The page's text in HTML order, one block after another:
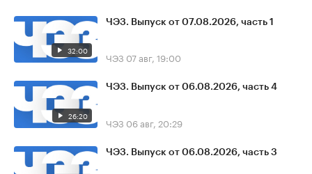
32:00
ЧЭЗ. Выпуск от 07.08.2026, часть 1
ЧЭЗ 07 авг, 19:00
26:20
ЧЭЗ. Выпуск от 06.08.2026, часть 4
ЧЭЗ 06 авг, 20:29
ЧЭЗ. Выпуск от 06.08.2026, часть 3